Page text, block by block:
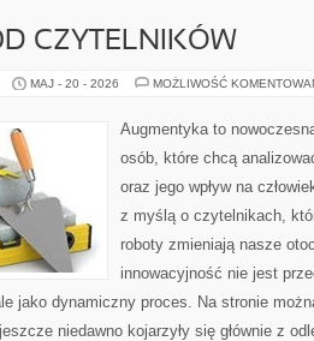
CZYTELNIKÓW
MAJ - 20 - 2026 MOŻLIWOŚĆ
Augmentyka to
osób, które chcą
oraz jego wpływ na
z myślą o czytelnikach,
roboty zmieniają nasze
innowacyjność nie jest
jako dynamiczny proces. Na stronie
niedawno kojarzyły się głównie z